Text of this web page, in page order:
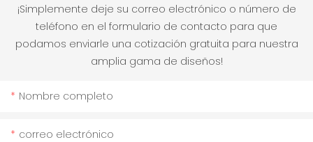
¡Simplemente deje su correo electrónico o número de
teléfono en el formulario de contacto para que
podamos enviarle una cotización gratuita para nuestra
amplia gama de diseños!
Nombre completo
correo electrónico